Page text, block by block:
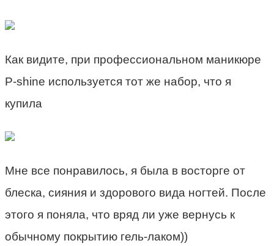
Как видите, при профессиональном маникюре
P-shine используется тот же набор, что я
купила
Мне все понравилось, я была в восторге от
блеска, сияния и здорового вида ногтей. После
этого я поняла, что вряд ли уже вернусь к
обычному покрытию гель-лаком))